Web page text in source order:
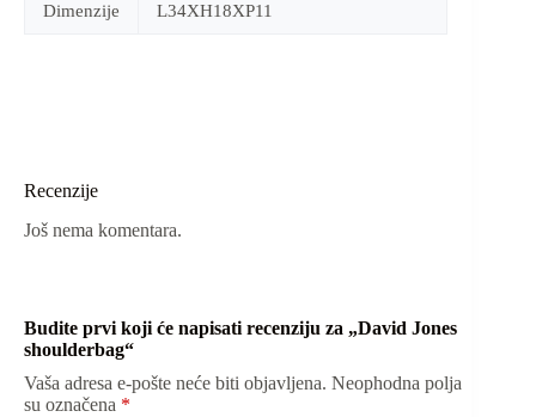
Dimenzije L34XH18XP11
Recenzije
Još nema komentara.
Budite prvi koji će napisati recenziju za „David Jones
shoulderbag“
Vaša adresa e-pošte neće biti objavljena. Neophodna polja
su označena *